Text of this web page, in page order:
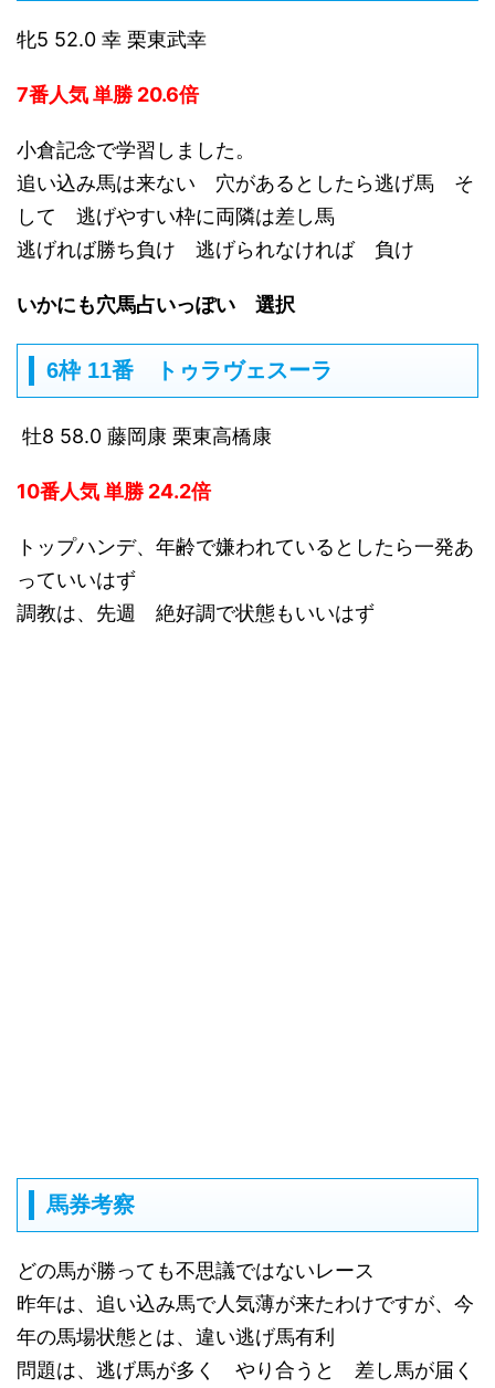
牝5 52.0 幸 栗東武幸
7番人気 単勝 20.6倍
小倉記念で学習しました。
追い込み馬は来ない 穴があるとしたら逃げ馬 そ
して 逃げやすい枠に両隣は差し馬
逃げれば勝ち負け 逃げられなければ 負け
いかにも穴馬占いっぽい 選択
6枠 11番 トゥラヴェスーラ
牡8 58.0 藤岡康 栗東高橋康
10番人気 単勝 24.2倍
トップハンデ、年齢で嫌われているとしたら一発あ
っていいはず
調教は、先週 絶好調で状態もいいはず
馬券考察
どの馬が勝っても不思議ではないレース
昨年は、追い込み馬で人気薄が来たわけですが、今
年の馬場状態とは、違い逃げ馬有利
問題は、逃げ馬が多く やり合うと 差し馬が届く